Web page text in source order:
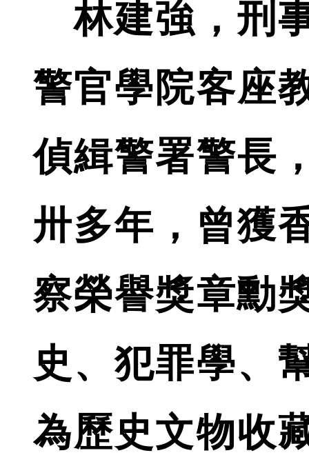
林建強，刑
警官學院客座
偵緝警署警長
卅多年，曾獲
察榮譽獎章勳
史、犯罪學、
為歷史文物收